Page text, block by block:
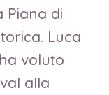
Piana di
Luca
voluto
alla